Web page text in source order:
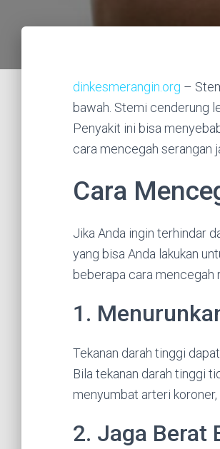
dinkesmerangin.org –
bawah. Stemi cenderung
Penyakit ini bisa
cara mencegah serangan
Cara
Jika Anda ingin terhindar
yang bisa Anda lakukan
beberapa cara mencegah
1.
Tekanan darah tinggi
Bila tekanan darah tinggi
menyumbat arteri
2. Jaga Berat